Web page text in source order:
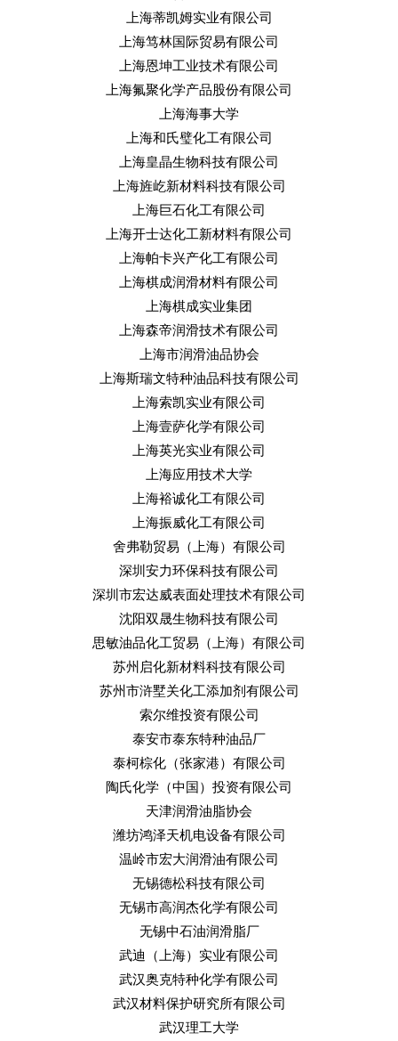
上海蒂凯姆实业有限公司
上海笃林国际贸易有限公司
上海恩坤工业技术有限公司
上海氟聚化学产品股份有限公司
上海海事大学
上海和氏璧化工有限公司
上海皇晶生物科技有限公司
上海旌屹新材料科技有限公司
上海巨石化工有限公司
上海开士达化工新材料有限公司
上海帕卡兴产化工有限公司
上海棋成润滑材料有限公司
上海棋成实业集团
上海森帝润滑技术有限公司
上海市润滑油品协会
上海斯瑞文特种油品科技有限公司
上海索凯实业有限公司
上海壹萨化学有限公司
上海英光实业有限公司
上海应用技术大学
上海裕诚化工有限公司
上海振威化工有限公司
舍弗勒贸易（上海）有限公司
深圳安力环保科技有限公司
深圳市宏达威表面处理技术有限公司
沈阳双晟生物科技有限公司
思敏油品化工贸易（上海）有限公司
苏州启化新材料科技有限公司
苏州市浒墅关化工添加剂有限公司
索尔维投资有限公司
泰安市泰东特种油品厂
泰柯棕化（张家港）有限公司
陶氏化学（中国）投资有限公司
天津润滑油脂协会
潍坊鸿泽天机电设备有限公司
温岭市宏大润滑油有限公司
无锡德松科技有限公司
无锡市高润杰化学有限公司
无锡中石油润滑脂厂
武迪（上海）实业有限公司
武汉奥克特种化学有限公司
武汉材料保护研究所有限公司
武汉理工大学